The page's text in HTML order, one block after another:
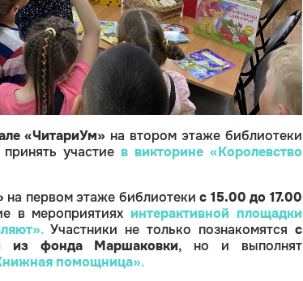
«ЧитариУм» на втором этаже библиотеки
участие в викторине «Королевство
на первом этаже библиотеки с 15.00 до 17.00
в мероприятиях интерактивной площадки
.Участники не только познакомятся с
из фонда Маршаковки, но и выполнят
помощница».